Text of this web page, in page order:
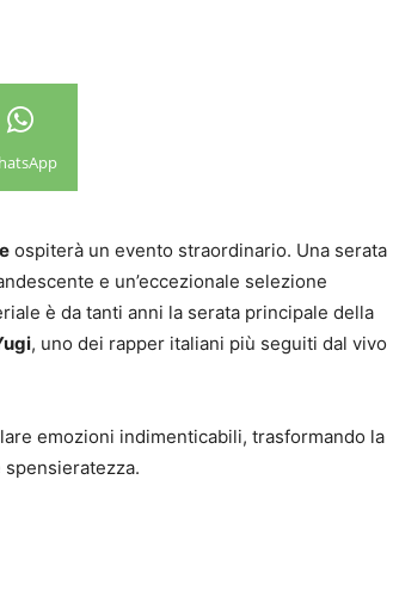
ospiterà un evento straordinario. Una serata
e un’eccezionale selezione
è da tanti anni la serata principale della
, uno dei rapper italiani più seguiti dal vivo
emozioni indimenticabili, trasformando la
spensieratezza.